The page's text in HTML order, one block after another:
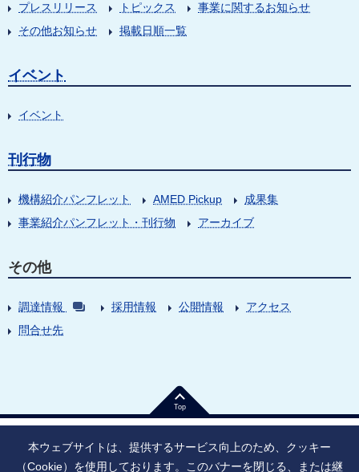
プレスリリース トピックス
事業に関するお知らせ
その他お知らせ
掲載日順一覧
イベント
イベント
刊行物
機構紹介パンフレット AMED Pickup
成果集
事業紹介パンフレット・刊行物
アーカイブ
その他
調達情報 採用情報 公開情報
アクセス
問合せ先
Top
本ウェブサイトは、提供するサービス向上のため、クッキー
（Cookie）を使用しております。このバナーを閉じる、または継